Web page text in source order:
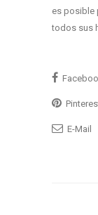
es posible
todos sus
E-Mail